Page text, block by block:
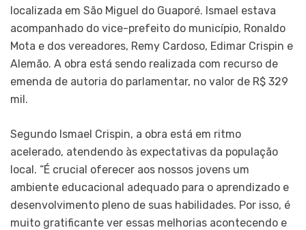
localizada em São Miguel do Guaporé. Ismael estava
acompanhado do vice-prefeito do município, Ronaldo
Mota e dos vereadores, Remy Cardoso, Edimar Crispin e
Alemão. A obra está sendo realizada com recurso de
emenda de autoria do parlamentar, no valor de R$ 329
mil.
Segundo Ismael Crispin, a obra está em ritmo
acelerado, atendendo às expectativas da população
local. “É crucial oferecer aos nossos jovens um
ambiente educacional adequado para o aprendizado e
desenvolvimento pleno de suas habilidades. Por isso, é
muito gratificante ver essas melhorias acontecendo e